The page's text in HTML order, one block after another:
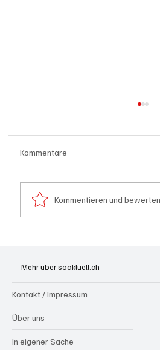
Schulanfang: Achtung
Kommentare
Kommentieren und
Mehr über soaktuell.ch
Kontakt / Impressum
Über uns
In eigener Sache